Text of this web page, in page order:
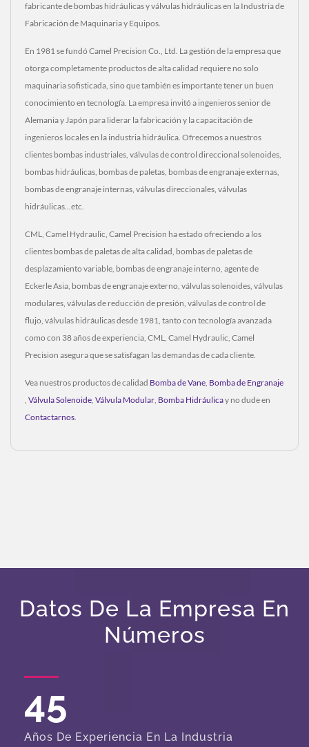
fabricante de bombas hidráulicas y válvulas hidráulicas en la Industria de
Fabricación de Maquinaria y Equipos.
En 1981 se fundó Camel Precision Co., Ltd. La gestión de la empresa que
otorga completamente productos de alta calidad requiere no solo
maquinaria sofisticada, sino que también es importante tener un buen
conocimiento en tecnología. La empresa invitó a ingenieros senior de
Alemania y Japón para liderar la fabricación y la capacitación de
ingenieros locales en la industria hidráulica. Ofrecemos a nuestros
clientes bombas industriales, válvulas de control direccional solenoides,
bombas hidráulicas, bombas de paletas, bombas de engranaje externas,
bombas de engranaje internas, válvulas direccionales, válvulas
hidráulicas...etc.
CML, Camel Hydraulic, Camel Precision ha estado ofreciendo a los
clientes bombas de paletas de alta calidad, bombas de paletas de
desplazamiento variable, bombas de engranaje interno, agente de
Eckerle Asia, bombas de engranaje externo, válvulas solenoides, válvulas
modulares, válvulas de reducción de presión, válvulas de control de
flujo, válvulas hidráulicas desde 1981, tanto con tecnología avanzada
como con 38 años de experiencia, CML, Camel Hydraulic, Camel
Precision asegura que se satisfagan las demandas de cada cliente.
Vea nuestros productos de calidad Bomba de Vane Bomba de Engranaje
Válvula Solenoide Válvula Modular Bomba Hidráulicay no dude en
Contactarnos
Datos De La Empresa En
Números
45
Años De Experiencia En La Industria